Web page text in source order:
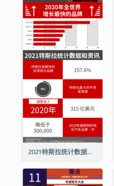
2021特斯拉统计数据和资讯信息图表